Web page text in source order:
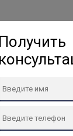
Получить